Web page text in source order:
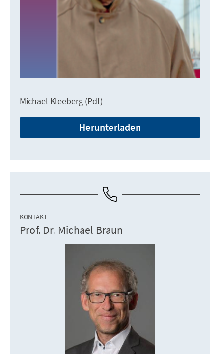
Michael Kleeberg (Pdf)
Herunterladen
KONTAKT
Prof. Dr. Michael Braun